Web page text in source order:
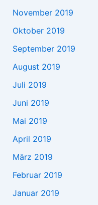
November 2019
Oktober 2019
September 2019
August 2019
Juli 2019
Juni 2019
Mai 2019
April 2019
März 2019
Februar 2019
Januar 2019